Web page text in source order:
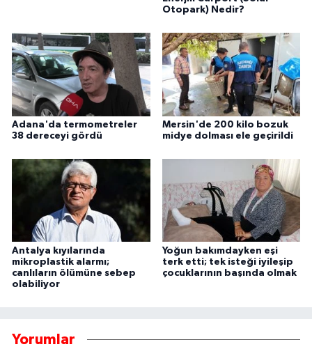
Otopark) Nedir?
Adana'da termometreler
38 dereceyi gördü
Mersin'de 200 kilo bozuk
midye dolması ele geçirildi
Antalya kıyılarında
mikroplastik alarmı;
canlıların ölümüne sebep
olabiliyor
Yoğun bakımdayken eşi
terk etti; tek isteği iyileşip
çocuklarının başında olmak
Yorumlar